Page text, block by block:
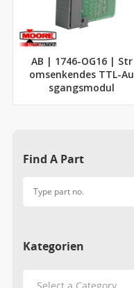
AB | 1746-OG16 | Str
omsenkendes TTL-Au
sgangsmodul
Find A Part
Kategorien